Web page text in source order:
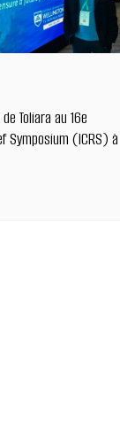
Toliara au 16e
Symposium (ICRS) à